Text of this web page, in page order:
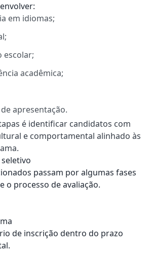
em idiomas;
escolar;
acadêmica;
apresentação.
é identificar candidatos com
e comportamental alinhado às
passam por algumas fases
o processo de avaliação.
de inscrição dentro do prazo